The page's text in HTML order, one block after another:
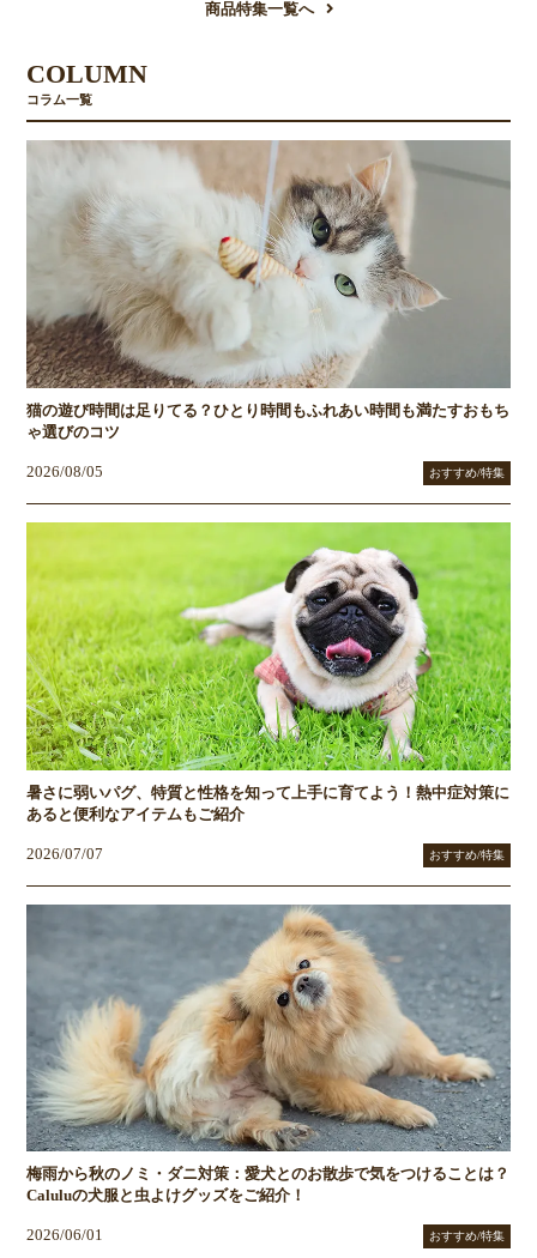
商品特集一覧へ
COLUMN
コラム一覧
猫の遊び時間は足りてる？ひとり時間もふれあい時間も満たすおもち
ゃ選びのコツ
2026/08/05 おすすめ/特集
暑さに弱いパグ、特質と性格を知って上手に育てよう！熱中症対策に
あると便利なアイテムもご紹介
2026/07/07 おすすめ/特集
梅雨から秋のノミ・ダニ対策：愛犬とのお散歩で気をつけることは？
Caluluの犬服と虫よけグッズをご紹介！
2026/06/01 おすすめ/特集